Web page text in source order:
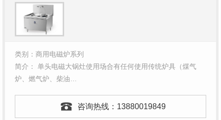
类别：商用电磁炉系列
简介： 单头电磁大锅灶使用场合有任何使用传统炉具（煤气
炉、燃气炉、柴油…
咨询热线： 13880019849